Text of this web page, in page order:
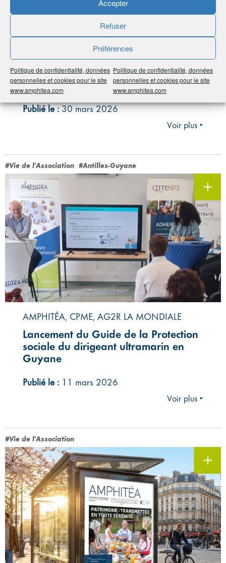
Accepter
Refuser
Préférences
Politique de confidentialité, données
personnelles et cookies pour le site
www.amphitea.com
Politique de confidentialité, données
personnelles et cookies pour le site
www.amphitea.com
À la rencontre de Lucas Fattori
(Alsace-Lorraine)
Publié le :30 mars 2026
Voir plus ‣
#Vie de l'Association #Antilles-Guyane
AMPHITÉA, CPME, AG2R LA MONDIALE
Lancement du Guide de la Protection
sociale du dirigeant ultramarin en
Guyane
Publié le : 11 mars 2026
Voir plus ‣
#Vie de l'Association